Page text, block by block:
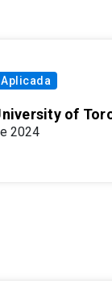
of
2024